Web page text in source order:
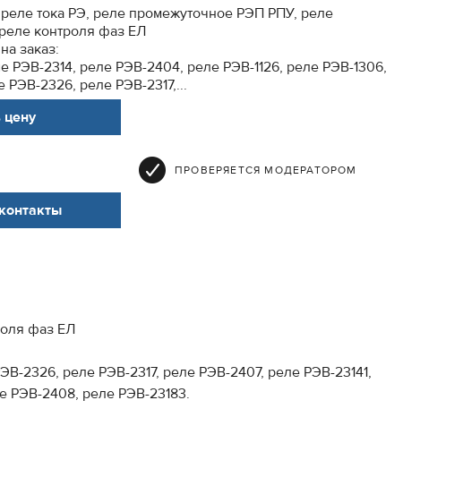
тока РЭ, реле промежуточное РЭП РПУ, реле
контроля фаз ЕЛ
заказ:
РЭВ-2314, реле РЭВ-2404, реле РЭВ-1126, реле РЭВ-1306,
РЭВ-2326, реле РЭВ-2317,...
цену
ПРОВЕРЯЕТСЯ МОДЕРАТОРОМ
фаз ЕЛ
2326, реле РЭВ-2317, реле РЭВ-2407, реле РЭВ-23141,
РЭВ-2408, реле РЭВ-23183.